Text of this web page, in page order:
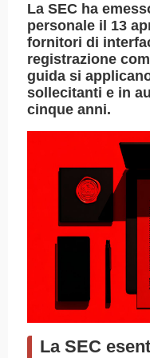
La SEC ha
personale il 13
fornitori di
registrazione
guida si
sollecitanti e in
cinque anni.
La SEC